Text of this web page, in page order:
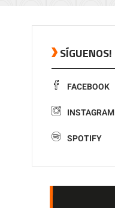
SÍGUENOS!
FACEBOOK
INSTAGRAM
SPOTIFY